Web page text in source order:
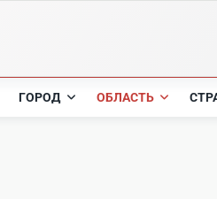
ГОРОД ОБЛАСТЬ